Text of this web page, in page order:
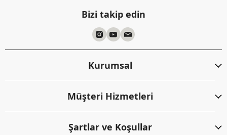
Bizi takip edin
Kurumsal
Müşteri Hizmetleri
Şartlar ve Koşullar